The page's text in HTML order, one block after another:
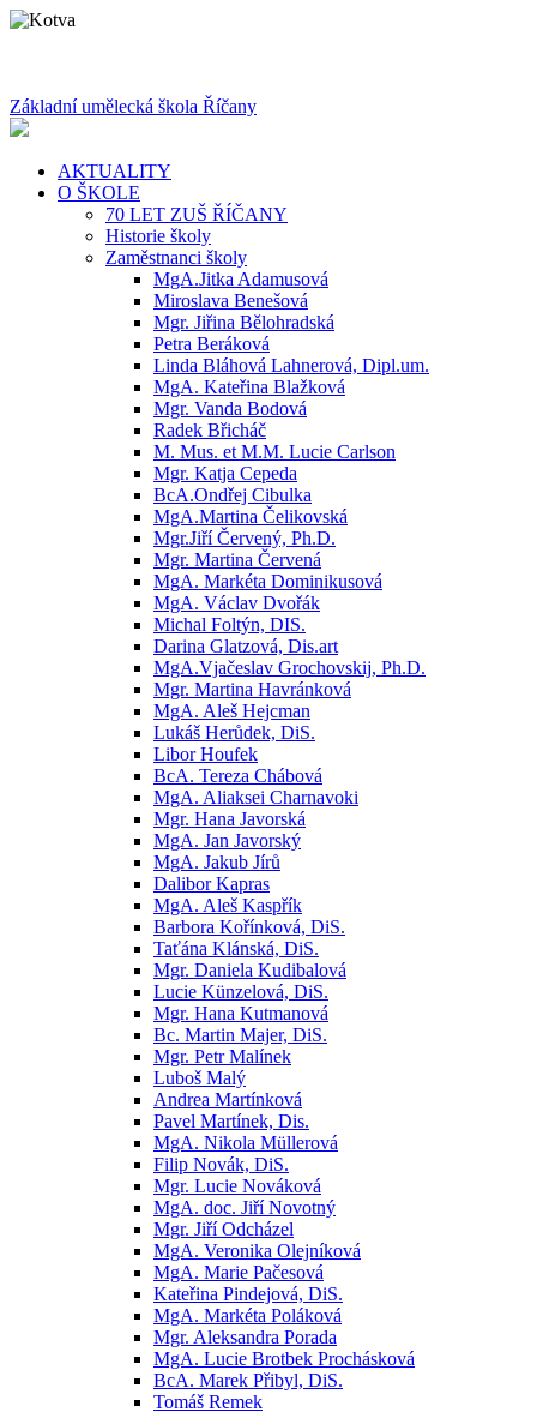
Základní umělecká škola Říčany
AKTUALITY
O ŠKOLE
70 LET ZUŠ ŘÍČANY
Historie školy
Zaměstnanci školy
MgA.Jitka Adamusová
Miroslava Benešová
Mgr. Jiřina Bělohradská
Petra Beráková
Linda Bláhová Lahnerová, Dipl.um.
MgA. Kateřina Blažková
Mgr. Vanda Bodová
Radek Břicháč
M. Mus. et M.M. Lucie Carlson
Mgr. Katja Cepeda
BcA.Ondřej Cibulka
MgA.Martina Čelikovská
Mgr.Jiří Červený, Ph.D.
Mgr. Martina Červená
MgA. Markéta Dominikusová
MgA. Václav Dvořák
Michal Foltýn, DIS.
Darina Glatzová, Dis.art
MgA.Vjačeslav Grochovskij, Ph.D.
Mgr. Martina Havránková
MgA. Aleš Hejcman
Lukáš Herůdek, DiS.
Libor Houfek
BcA. Tereza Chábová
MgA. Aliaksei Charnavoki
Mgr. Hana Javorská
MgA. Jan Javorský
MgA. Jakub Jírů
Dalibor Kapras
MgA. Aleš Kaspřík
Barbora Kořínková, DiS.
Taťána Klánská, DiS.
Mgr. Daniela Kudibalová
Lucie Künzelová, DiS.
Mgr. Hana Kutmanová
Bc. Martin Majer, DiS.
Mgr. Petr Malínek
Luboš Malý
Andrea Martínková
Pavel Martínek, Dis.
MgA. Nikola Müllerová
Filip Novák, DiS.
Mgr. Lucie Nováková
MgA. doc. Jiří Novotný
Mgr. Jiří Odcházel
MgA. Veronika Olejníková
MgA. Marie Pačesová
Kateřina Pindejová, DiS.
MgA. Markéta Poláková
Mgr. Aleksandra Porada
MgA. Lucie Brotbek Prochásková
BcA. Marek Přibyl, DiS.
Tomáš Remek